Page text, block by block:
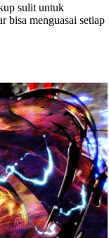
sulit untuk
bisa menguasai setiap